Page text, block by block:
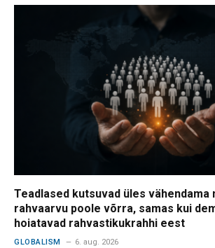
Teadlased kutsuvad üles vähendama
rahvaarvu poole võrra, samas kui
hoiatavad rahvastikukrahhi eest
GLOBALISM 6. aug. 2026